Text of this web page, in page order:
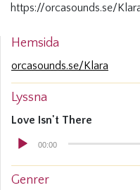
https://orcasounds.se/
Hemsida
orcasounds.se/Klara
Lyssna
Love Isn't There
00:00
Genrer